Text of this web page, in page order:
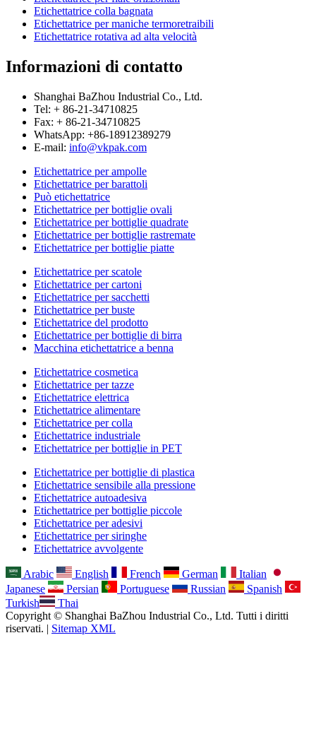
Etichettatrice colla bagnata
Etichettatrice per maniche termoretraibili
Etichettatrice rotativa ad alta velocità
Informazioni di contatto
Shanghai BaZhou Industrial Co., Ltd.
Tel: + 86-21-34710825
Fax: + 86-21-34710825
WhatsApp: +86-18912389279
E-mail: info@vkpak.com
Etichettatrice per ampolle
Etichettatrice per barattoli
Può etichettatrice
Etichettatrice per bottiglie ovali
Etichettatrice per bottiglie quadrate
Etichettatrice per bottiglie rastremate
Etichettatrice per bottiglie piatte
Etichettatrice per scatole
Etichettatrice per cartoni
Etichettatrice per sacchetti
Etichettatrice per buste
Etichettatrice del prodotto
Etichettatrice per bottiglie di birra
Macchina etichettatrice a benna
Etichettatrice cosmetica
Etichettatrice per tazze
Etichettatrice elettrica
Etichettatrice alimentare
Etichettatrice per colla
Etichettatrice industriale
Etichettatrice per bottiglie in PET
Etichettatrice per bottiglie di plastica
Etichettatrice sensibile alla pressione
Etichettatrice autoadesiva
Etichettatrice per bottiglie piccole
Etichettatrice per adesivi
Etichettatrice per siringhe
Etichettatrice avvolgente
Arabic English French German
Italian
Japanese
Persian Portuguese Russian
Spanish
Turkish
Thai
Copyright © Shanghai BaZhou Industrial Co., Ltd. Tutti i diritti
riservati. | Sitemap XML